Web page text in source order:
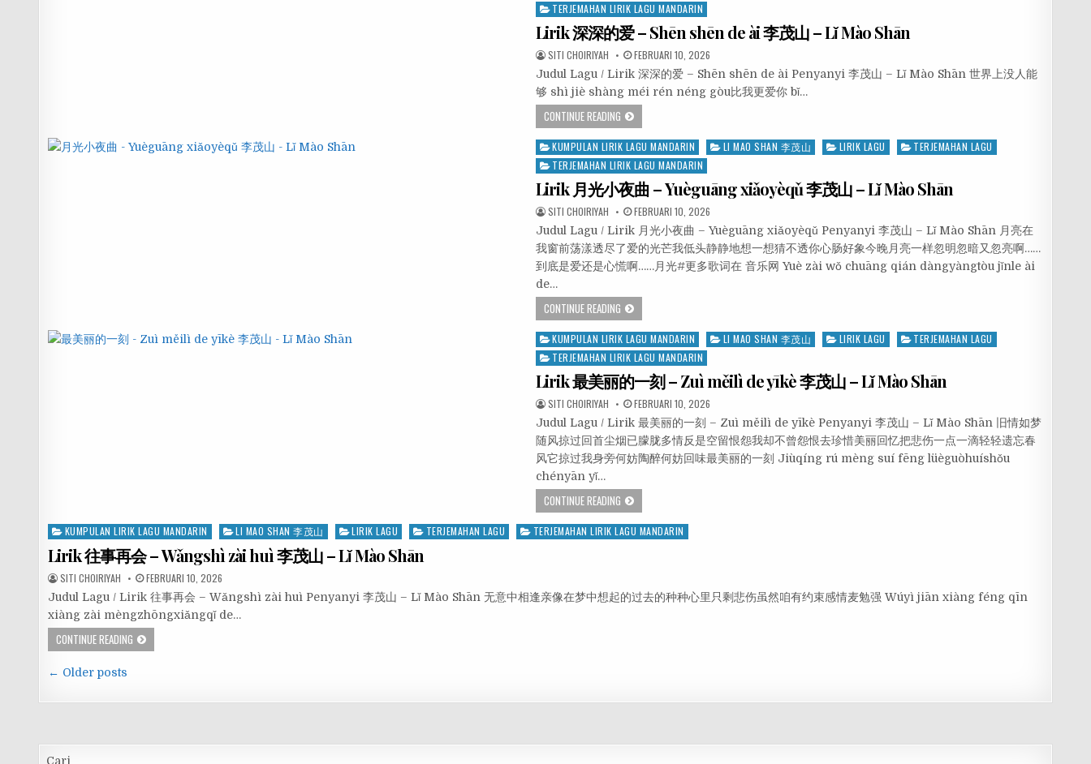
in TERJEMAHAN LIRIK LAGU MANDARIN
Lirik 深深的爱 – Shēn shēn de ài 李茂山 – Lǐ Mào Shān
SITI CHOIRIYAH FEBRUARI 10, 2026
Judul Lagu / Lirik 深深的爱 – Shēn shēn de ài Penyanyi 李茂山 – Lǐ Mào Shān 世界上没人能
够 shì jiè shàng méi rén néng gòu比我更爱你 bǐ…
CONTINUE READING
Posted
in
KUMPULAN LIRIK LAGU MANDARIN LI MAO SHAN 李茂山 LIRIK LAGU
TERJEMAHAN LAGU
TERJEMAHAN LIRIK LAGU MANDARIN
Lirik 月光小夜曲 – Yuèguāng xiǎoyèqǔ 李茂山 – Lǐ Mào Shān
SITI CHOIRIYAH FEBRUARI 10, 2026
Judul Lagu / Lirik 月光小夜曲 – Yuèguāng xiǎoyèqǔ Penyanyi 李茂山 – Lǐ Mào Shān 月亮在
我窗前荡漾透尽了爱的光芒我低头静静地想一想猜不透你心肠好象今晚月亮一样忽明忽暗又忽亮啊……
到底是爱还是心慌啊……月光#更多歌词在 音乐网 Yuè zài wǒ chuāng qián dàngyàngtòu jǐnle ài
de…
CONTINUE READING
Posted
in
KUMPULAN LIRIK LAGU MANDARIN LI MAO SHAN 李茂山 LIRIK LAGU
TERJEMAHAN LAGU
TERJEMAHAN LIRIK LAGU MANDARIN
Lirik 最美丽的一刻 – Zuì měilì de yīkè 李茂山 – Lǐ Mào Shān
SITI CHOIRIYAH FEBRUARI 10, 2026
Judul Lagu / Lirik 最美丽的一刻 – Zuì měilì de yīkè Penyanyi 李茂山 – Lǐ Mào Shān 旧情如梦
随风掠过回首尘烟已朦胧多情反是空留恨怨我却不曾怨恨去珍惜美丽回忆把悲伤一点一滴轻轻遗忘春
风它掠过我身旁何妨陶醉何妨回味最美丽的一刻 Jiùqíng rú mèng suí fēng lüèguòhuíshǒu
chényān yǐ…
CONTINUE READING
Posted
in
KUMPULAN LIRIK LAGU MANDARIN LI MAO SHAN 李茂山 LIRIK LAGU TERJEMAHAN LAGU TERJEMAHAN LIRIK LAGU MANDARIN
Lirik 往事再会 – Wǎngshì zài huì 李茂山 – Lǐ Mào Shān
SITI CHOIRIYAH FEBRUARI 10, 2026
Judul Lagu / Lirik 往事再会 – Wǎngshì zài huì Penyanyi 李茂山 – Lǐ Mào Shān 无意中相逢亲像在梦中想起的过去的种种心里只剩悲伤虽然咱有约束感情麦勉强 Wúyì jiān xiàng féng qīn
xiàng zài mèngzhōngxiǎngqǐ de…
CONTINUE READING
Navigasi
pos
← Older posts
Cari